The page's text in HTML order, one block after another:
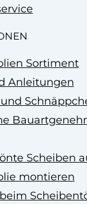
Sortiment
Anleitungen
Scheiben
montieren